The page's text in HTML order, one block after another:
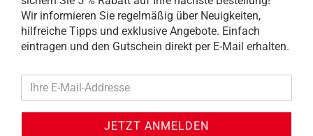
Wir informieren Sie regelmäßig über Neuigkeiten,
hilfreiche Tipps und exklusive Angebote. Einfach
eintragen und den Gutschein direkt per E-Mail erhalten.
Ihre
Mail-